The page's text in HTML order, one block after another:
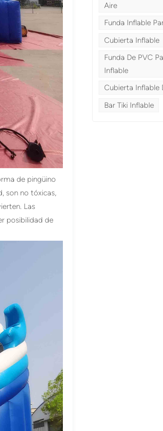
Aire
Funda Inflable
Cubierta Inflable
Funda De PVC
Inflable
Cubierta Inflable
Bar Tiki Inflable
de pingüino
son no tóxicas,
Las
posibilidad de